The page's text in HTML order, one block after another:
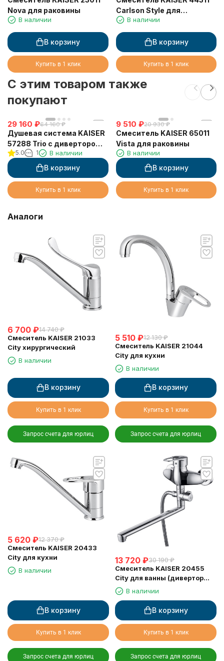
Nova для раковины
В наличии
В корзину
Купить в 1 клик
Carlson Style для
раковины
В наличии
В корзину
Купить в 1 клик
C этим товаром также
покупают
29 160 ₽64 160 ₽
Душевая система KAISER
57288 Trio с дивертором
58DR
5.0 1 В наличии
В корзину
Купить в 1 клик
9 510 ₽20 930 ₽
Смеситель KAISER 65011
Vista для раковины
В наличии
В корзину
Купить в 1 клик
Аналоги
6 700 ₽14 740 ₽
Смеситель KAISER 21033
City хирургический
В наличии
В корзину
Купить в 1 клик
Запрос счета для юрлиц
5 510 ₽12 130 ₽
Смеситель KAISER 21044
City для кухни
В наличии
В корзину
Купить в 1 клик
Запрос счета для юрлиц
5 620 ₽12 370 ₽
Смеситель KAISER 20433
City для кухни
В наличии
В корзину
Купить в 1 клик
Запрос счета для юрлиц
13 720 ₽30 190 ₽
Смеситель KAISER 20455
City для ванны (дивертор
317)В наличии
В корзину
Купить в 1 клик
Запрос счета для юрлиц